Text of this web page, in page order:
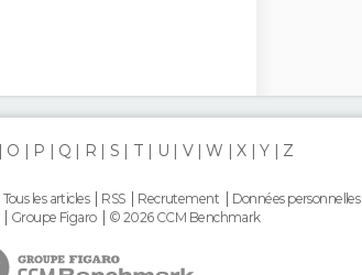
O P Q R S T U V W X Y Z
Tous les articles RSS Recrutement Données personnelles
Groupe Figaro © 2026 CCM Benchmark